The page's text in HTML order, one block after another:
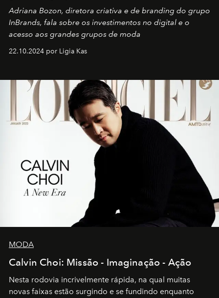
Adriana Bozon, diretora criativa e de branding do grupo
InBrands, fala sobre os investimentos no digital e o
acesso aos grandes grupos de moda
22.10.2024 por Ligia Kas
MODA
Calvin Choi: Missão - Imaginação - Ação
Nesta rodovia incrivelmente rápida, na qual muitas
novas faixas estão surgindo e se fundindo enquanto